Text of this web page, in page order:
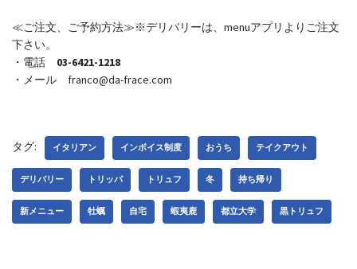
≪ご注文、ご予約方法≫※デリバリーは、menuアプリよりご注文
下さい。
・電話 03-6421-1218
・メール franco@da-frace.com
タグ: イタリアン インボイス制度 おうち テイクアウト
デリバリー トリッパ トリュフ 冬 持ち帰り
新メニュー 牡蠣 自宅 蝦夷鹿 都立大学 黒トリュフ